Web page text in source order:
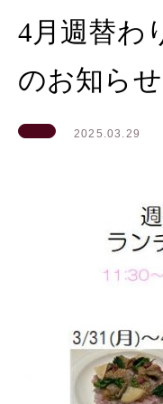
4月週替わ
のお知らせ
2025.03.29